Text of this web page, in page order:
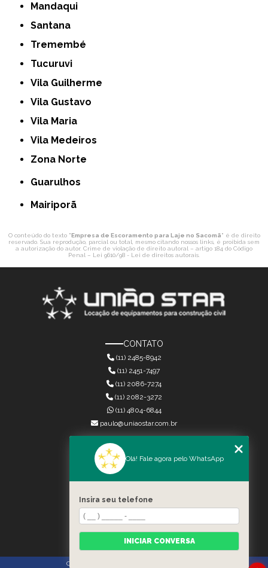
Mandaqui
Santana
Tremembé
Tucuruvi
Vila Guilherme
Vila Gustavo
Vila Maria
Vila Medeiros
Zona Norte
Guarulhos
Mairiporã
O conteúdo do texto "Empresa de Escoramento para Laje no Sacomã" é de direito
reservado. Sua reprodução, parcial ou total, mesmo citando nossos links, é proibida sem
a autorização do autor. Crime de violação de direito autoral – artigo 184 do Código
Penal – Lei 9610/98 - Lei de direitos autorais
CONTATO
(11) 2485-8942
(11) 2451-7497
(11) 2086-7274
(11) 4804-6844
(11) 2082-3272
paulo@uniaostar.com.br
MENU
QUEM SOMOS
SERVIÇOS
CONTATO
CATEGORIAS
MAPA DO SITE
Copyright © União Star. (Lei 9610 de 19/02/1998)
Olá! Fale agora pelo WhatsApp
Insira seu telefone
INICIAR CONVERSA